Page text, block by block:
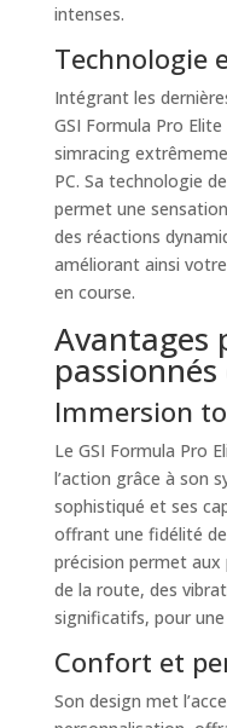
intenses.
Technologie
Intégrant les
GSI Formula Pro
simracing
PC. Sa technologie
permet une
des réactions
améliorant ainsi
en course.
Avantages
Immersion
Le GSI Formula Pro
l’action grâce à son
sophistiqué et ses
offrant une fidélité
précision permet
de la route, des
significatifs, pour
Confort et
Son design met